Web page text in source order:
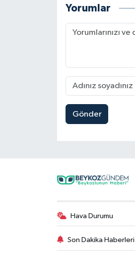
Yorumlar
Gönder
Hava Durumu
Son Dakika Haberleri